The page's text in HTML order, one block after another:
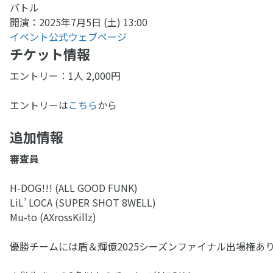
バトル
開演：2025年7月5日 (土) 13:00
イベント公式ウェブページ
チケット情報
エントリー：1人 2,000円
エントリーはこちらから
追加情報
審査員
H-DOG!!! (ALL GOOD FUNK)
LiL’ LOCA (SUPER SHOT 8WELL)
Mu-to (AXrossKillz)
優勝チームには盾＆輝億2025シーズンファイナル出場権あ